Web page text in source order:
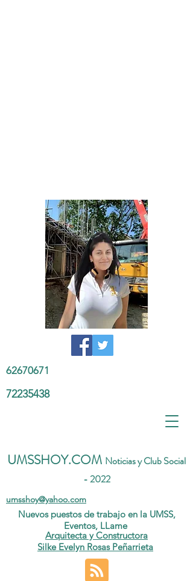
UMSSHOY.COM Noticias y Club Social
- 2022
Nuevos puestos de trabajo en la UMSS,
Eventos, LLame
umsshoy@yahoo.com
Arquitecta y Constructora
Silke Evelyn Rosas Peñarrieta
62670671
72235438